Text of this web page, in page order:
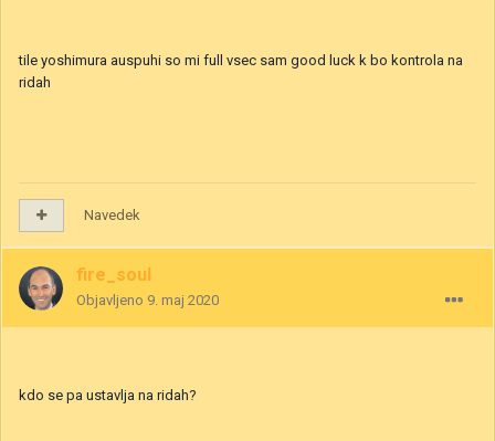
tile yoshimura auspuhi so mi full vsec sam good luck k bo kontrola na
ridah
Navedek
fire_soul
Objavljeno 9. maj 2020
kdo se pa ustavlja na ridah?